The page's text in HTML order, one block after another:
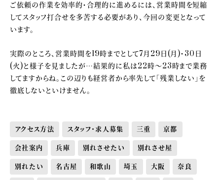
ご依頼の作業を効率的・合理的に進めるには、営業時間を短縮
してスタッフ打合せを多苦する必要があり、今回の変更となって
います。
実際のところ、営業時間を19時までとして7月29日(月)・30日
(火)と様子を見ましたが…結果的に私は22時～23時まで業務
してますからね。この辺りも経営者から率先して「残業しない」を
徹底しないといけません。
アクセス方法 スタッフ・求人募集 三重 京都
会社案内 兵庫 別れさせたい 別れさせ屋
別れたい 名古屋 和歌山 埼玉 大阪 奈良